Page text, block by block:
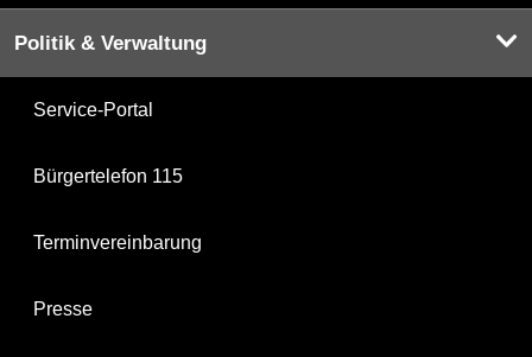
Politik & Verwaltung
Service-Portal
Bürgertelefon 115
Terminvereinbarung
Presse